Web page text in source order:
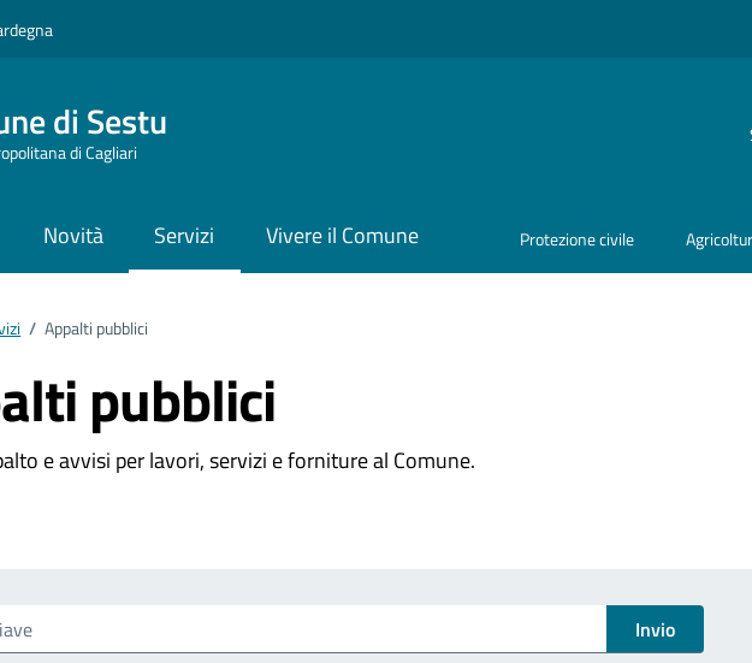
di Sestu
di Cagliari
Novità Servizi Vivere il Comune Protezione civile
/ Appalti pubblici
pubblici
e avvisi per lavori, servizi e forniture al Comune.
i servizi Invio